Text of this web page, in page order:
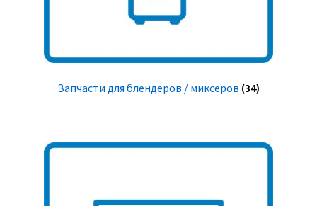
Запчасти для блендеров / миксеров (34)